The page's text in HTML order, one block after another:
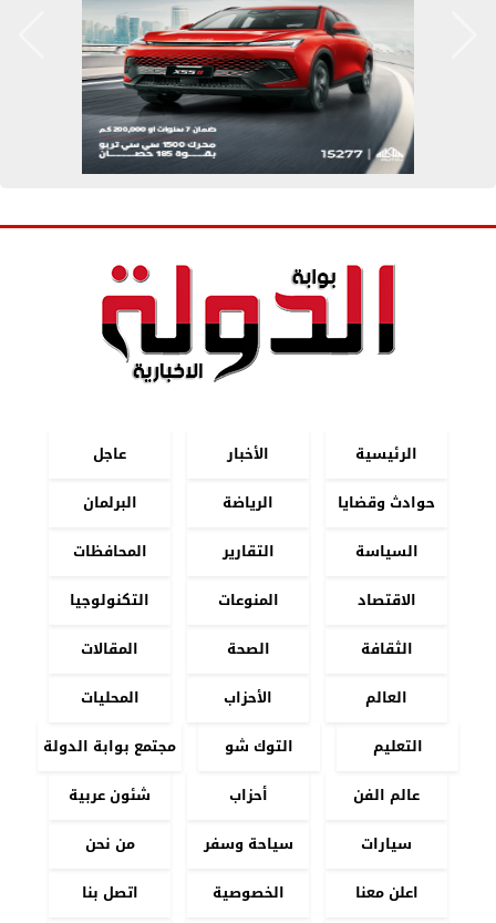
الرئيسية الأخبار
عاجل
حوادث وقضايا
الرياضة
البرلمان
السياسة
التقارير
المحافظات
الاقتصاد
المنوعات
التكنولوجيا
الثقافة
الصحة
المقالات
العالم
الأحزاب
المحليات
التعليم
التوك شو
مجتمع بوابة الدولة
عالم الفن
أحزاب
شئون عربية
سيارات
سياحة وسفر
من نحن
اعلن معنا
الخصوصية اتصل بنا